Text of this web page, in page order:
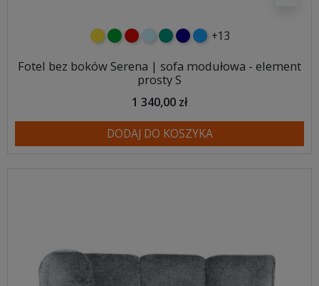
żółtyzielonyczerwony
błękitnyturkusowy
granatowy
niebieski
+13
Fotel bez boków Serena | sofa modułowa - element
prosty S
1 340,00 zł
DODAJ DO KOSZYKA